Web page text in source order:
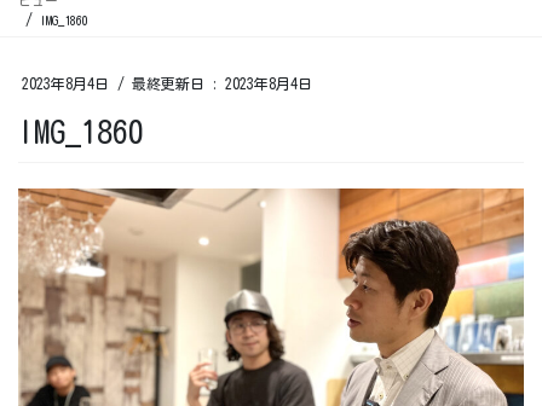
IMG_1860
2023年8月4日 / 最終更新日 : 2023年8月4日
IMG_1860